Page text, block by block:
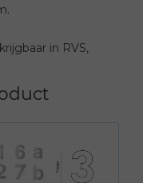
in RVS,